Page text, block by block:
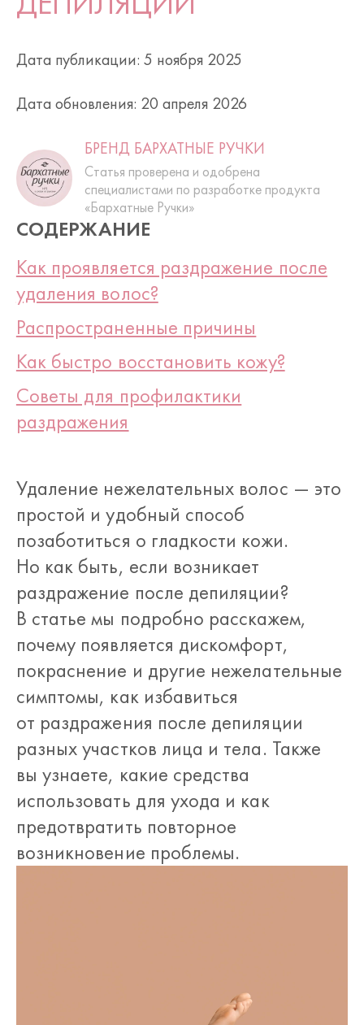
Дата публикации: 5 ноября 2025
Дата обновления: 20 апреля 2026
БРЕНД БАРХАТНЫЕ РУЧКИ
Статья проверена и одобрена
специалистами по разработке продукта
«Бархатные Ручки»
СОДЕРЖАНИЕ
Как проявляется раздражение после
удаления волос?
Распространенные причины
Как быстро восстановить кожу?
Советы для профилактики
раздражения
Удаление нежелательных волос — это
простой и удобный способ
позаботиться о гладкости кожи.
Но как быть, если возникает
раздражение после депиляции?
В статье мы подробно расскажем,
почему появляется дискомфорт,
покраснение и другие нежелательные
симптомы, как избавиться
от раздражения после депиляции
разных участков лица и тела. Также
вы узнаете, какие средства
использовать для ухода и как
предотвратить повторное
возникновение проблемы.